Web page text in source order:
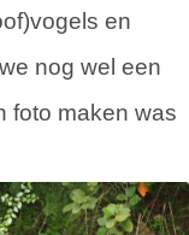
en
nog wel een
foto maken was